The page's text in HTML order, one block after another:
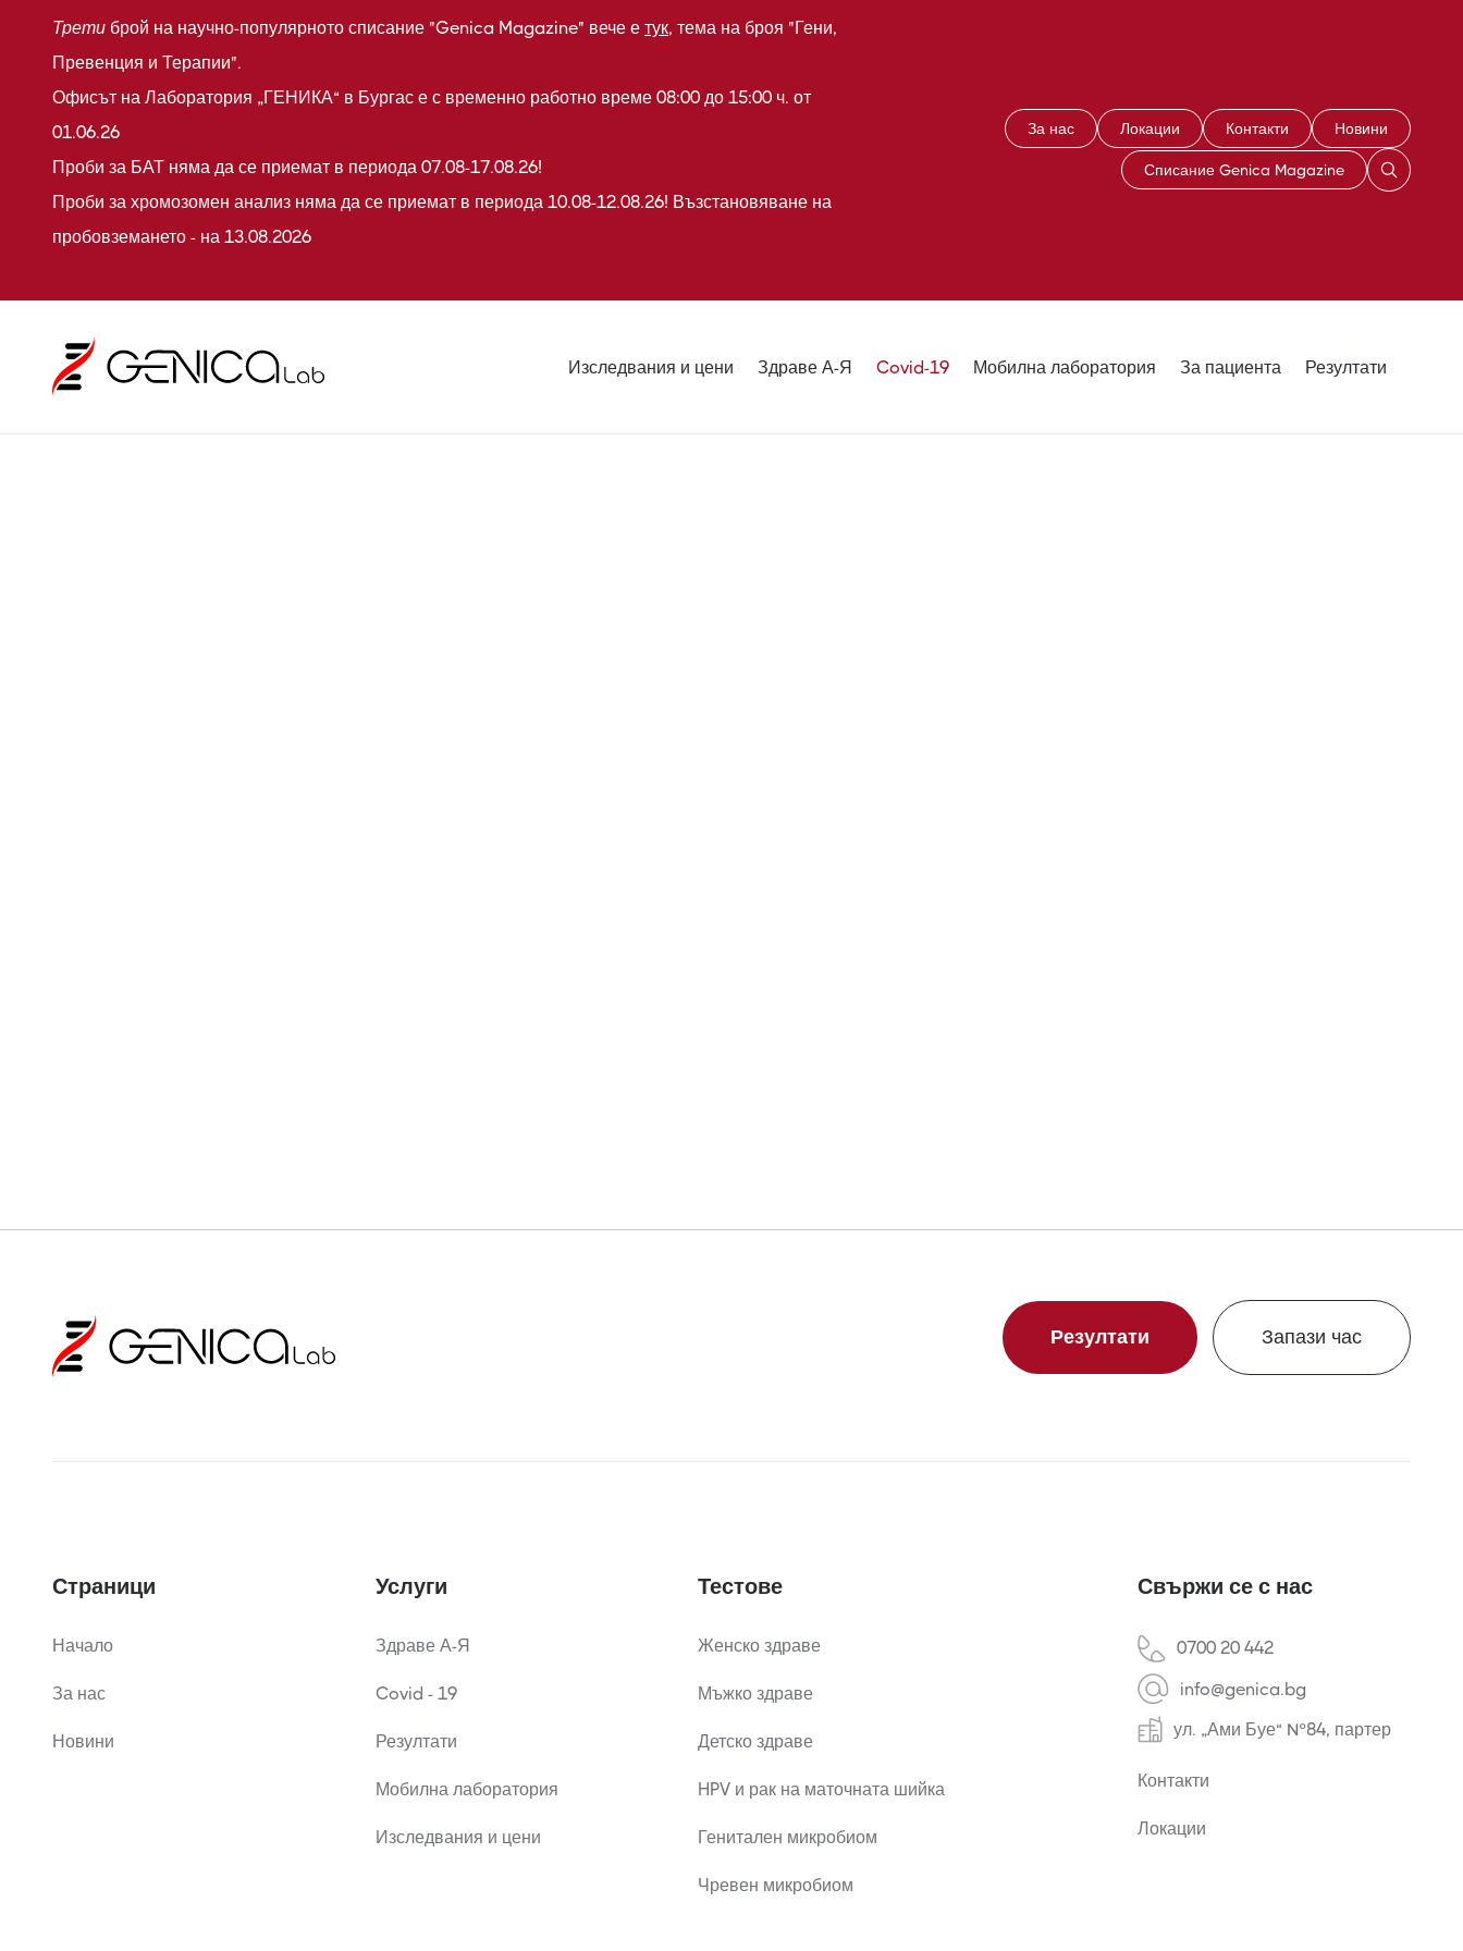
Трети брой на научно-популярното списание "Genica Magazine" вече е тук, тема на броя "Гени,
Превенция и Терапии".
Офисът на Лаборатория „ГЕНИКА“ в Бургас е с временно работно време 08:00 до 15:00 ч. от
01.06.26
Проби за БАТ няма да се приемат в периода 07.08-17.08.26!
Проби за хромозомен анализ няма да се приемат в периода 10.08-12.08.26! Възстановяване на
пробовземането - на 13.08.2026
За нас Локации Контакти Новини
Списание Genica Magazine
Изследвания и цени Здраве А-Я Covid-19 Мобилна лаборатория За пациента Резултати
Резултати Запази час
Страници
Начало
За нас
Новини
Услуги
Здраве А-Я
Covid - 19
Резултати
Мобилна лаборатория
Изследвания и цени
Тестове
Женско здраве
Мъжко здраве
Детско здраве
HPV и рак на маточната шийка
Генитален микробиом
Чревен микробиом
Свържи се с нас
0700 20 442
info@genica.bg
ул. „Ами Буе“ №84, партер
Контакти
Локации